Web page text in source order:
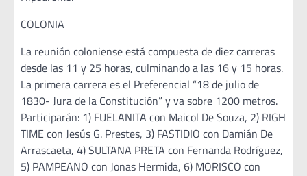
COLONIA
La reunión coloniense está compuesta de diez carreras
desde las 11 y 25 horas, culminando a las 16 y 15 horas.
La primera carrera es el Preferencial “18 de julio de
1830- Jura de la Constitución” y va sobre 1200 metros.
Participarán: 1) FUELANITA con Maicol De Souza, 2) RIGH
TIME con Jesús G. Prestes, 3) FASTIDIO con Damián De
Arrascaeta, 4) SULTANA PRETA con Fernanda Rodríguez,
5) PAMPEANO con Jonas Hermida, 6) MORISCO con